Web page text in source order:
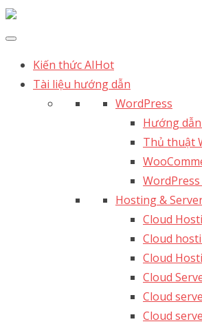
Kiến thức AIHot
Tài liệu hướng dẫn
WordPress
Hướng
Thủ thuật
Hosting &
Cloud
Cloud
Cloud
Cloud
Cloud
Cloud